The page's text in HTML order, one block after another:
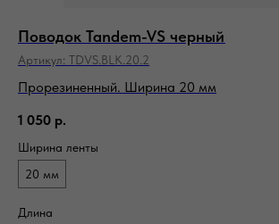
Поводок Tandem-VS черный
Артикул: TDVS.BLK.20.2
Прорезиненный. Ширина 20 мм
1 050 р.
Ширина ленты
20 мм
Длина